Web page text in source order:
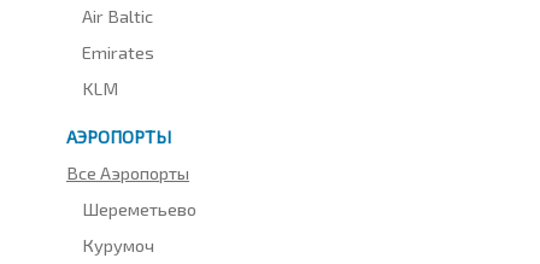
Air Baltic
Emirates
KLM
АЭРОПОРТЫ
Все Аэропорты
Шереметьево
Курумоч